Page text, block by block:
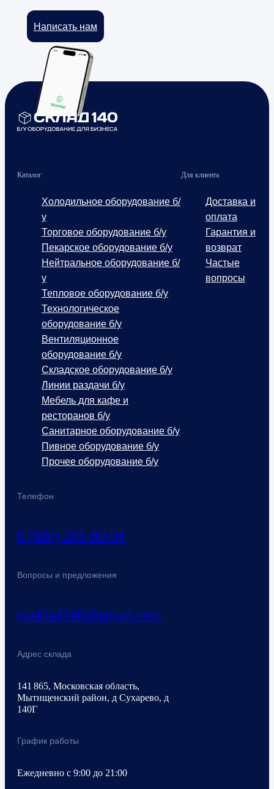
Написать нам
Телефон
8 (800) 201-80-04
Вопросы и предложения
nasklad140@gmail.com
Адрес склада
141 865, Московская область,
Мытищенский район, д Сухарево, д
140Г
График работы
Ежедневно с 9:00 до 21:00
Каталог
Холодильное оборудование б/
у
Торговое оборудование б/у
Пекарское оборудование б/у
Нейтральное оборудование б/
у
Тепловое оборудование б/у
Технологическое
оборудование б/у
Вентиляционное
оборудование б/у
Складское оборудование б/у
Линии раздачи б/у
Мебель для кафе и
ресторанов б/у
Санитарное оборудование б/у
Пивное оборудование б/у
Прочее оборудование б/у
Для клиента
Доставка и
оплата
Гарантия и
возврат
Частые
вопросы